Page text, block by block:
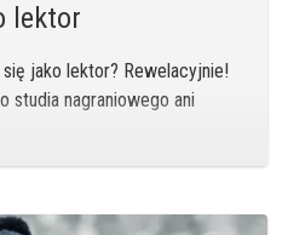
lektor
jako lektor? Rewelacyjnie!
studia nagraniowego ani